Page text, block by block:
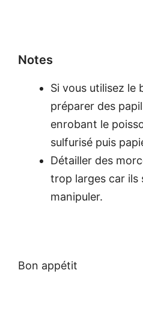
Notes
Si vous utilisez le
préparer des
enrobant le
sulfurisé puis
Détailler des
trop larges car ils
manipuler.
Bon appétit